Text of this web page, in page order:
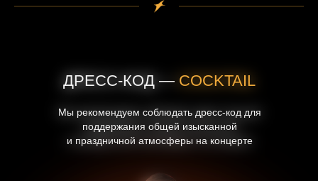
ДРЕСС-КОД — COCKTAIL
Мы рекомендуем соблюдать дресс-код для
поддержания общей изысканной
и праздничной атмосферы на концерте